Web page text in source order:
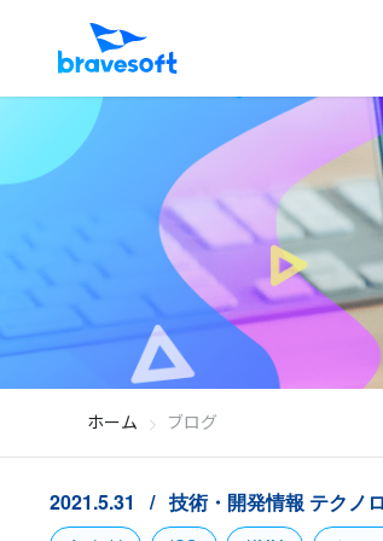
ホーム ブログ
2021.5.31 技術・開発情報 テクノ